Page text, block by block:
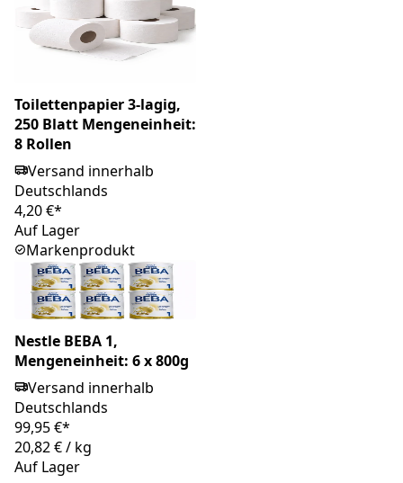
Toilettenpapier 3-lagig,
250 Blatt Mengeneinheit:
8 Rollen
Versand innerhalb
Deutschlands
4,20 €*
Auf Lager
Markenprodukt
Nestle BEBA 1,
Mengeneinheit: 6 x 800g
Versand innerhalb
Deutschlands
99,95 €*
20,82 €/ kg
Auf Lager